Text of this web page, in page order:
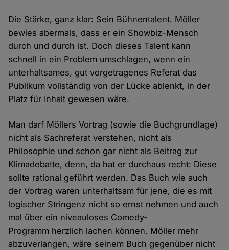
Die Stärke, ganz klar: Sein Bühnentalent. Möller
bewies abermals, dass er ein Showbiz-Mensch
durch und durch ist. Doch dieses Talent kann
schnell in ein Problem umschlagen, wenn ein
unterhaltsames, gut vorgetragenes Referat das
Publikum vollständig von der Lücke ablenkt, in der
Platz für Inhalt gewesen wäre.
Man darf Möllers Vortrag (sowie die Buchgrundlage)
nicht als Sachreferat verstehen, nicht als
Philosophie und schon gar nicht als Beitrag zur
Klimadebatte, denn, da hat er durchaus recht: Diese
sollte rational geführt werden. Das Buch wie auch
der Vortrag waren unterhaltsam für jene, die es mit
logischer Stringenz nicht so ernst nehmen und auch
mal über ein niveauloses Comedy-
Programm herzlich lachen können. Möller mehr
abzuverlangen, wäre seinem Buch gegenüber nicht